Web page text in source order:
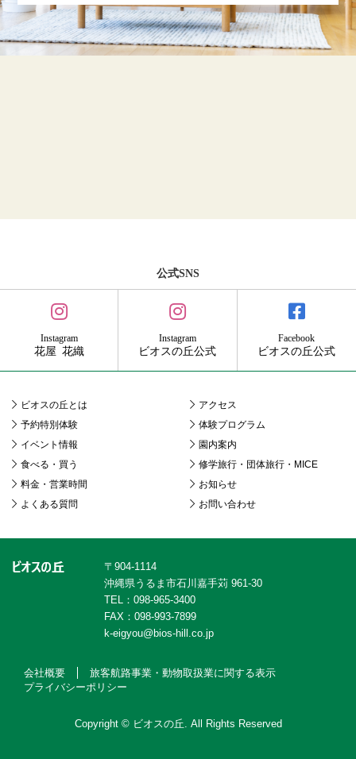
公式SNS
Instagram
花屋 花織
Instagram
ビオスの丘公式
Facebook
ビオスの丘公式
ビオスの丘とは
アクセス
予約特別体験
体験プログラム
イベント情報
園内案内
食べる・買う
修学旅行・団体旅行・MICE
料金・営業時間
お知らせ
よくある質問
お問い合わせ
〒904-1114
沖縄県うるま市石川嘉手苅 961-30
TEL：098-965-3400
FAX：098-993-7899
k-eigyou@bios-hill.co.jp
会社概要
旅客航路事業・動物取扱業に関する表示
プライバシーポリシー
Copyright © ビオスの丘. All Rights Reserved